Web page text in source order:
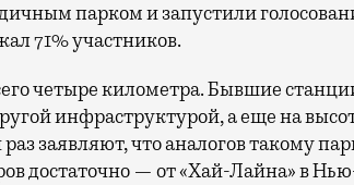
парком и запустили
71% участников.
четыре километра. Бывшие
инфраструктурой, а еще на
заявляют, что аналогов такому
достаточно — от «Хай-Лайна» в